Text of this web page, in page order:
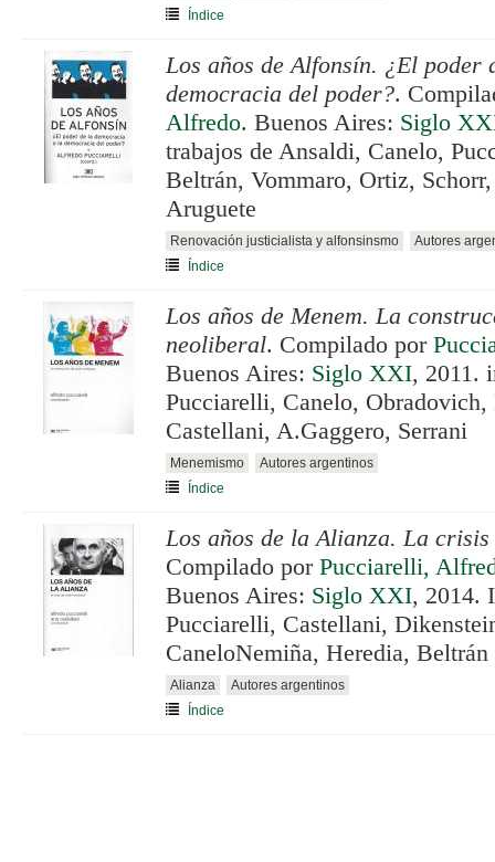
Índice
Los años de Alfonsín. ¿El poder
democracia del poder?.
Alfredo. Buenos Aires: Siglo
trabajos de Ansaldi, Canelo,
Beltrán, Vommaro, Ortiz,
Aruguete
Renovación justicialista y alfonsinsmo
Autores
Índice
Los años de Menem. La
neoliberal. Compilado por
Buenos Aires: Siglo XXI, 2011.
Pucciarelli, Canelo,
Castellani, A.Gaggero, Serrani
Menemismo
Autores argentinos
Índice
Los años de la Alianza. La
Compilado por Pucciarelli,
Buenos Aires: Siglo XXI, 2014.
Pucciarelli, Castellani,
CaneloNemiña, Heredia, Beltrán
Alianza
Autores argentinos
Índice